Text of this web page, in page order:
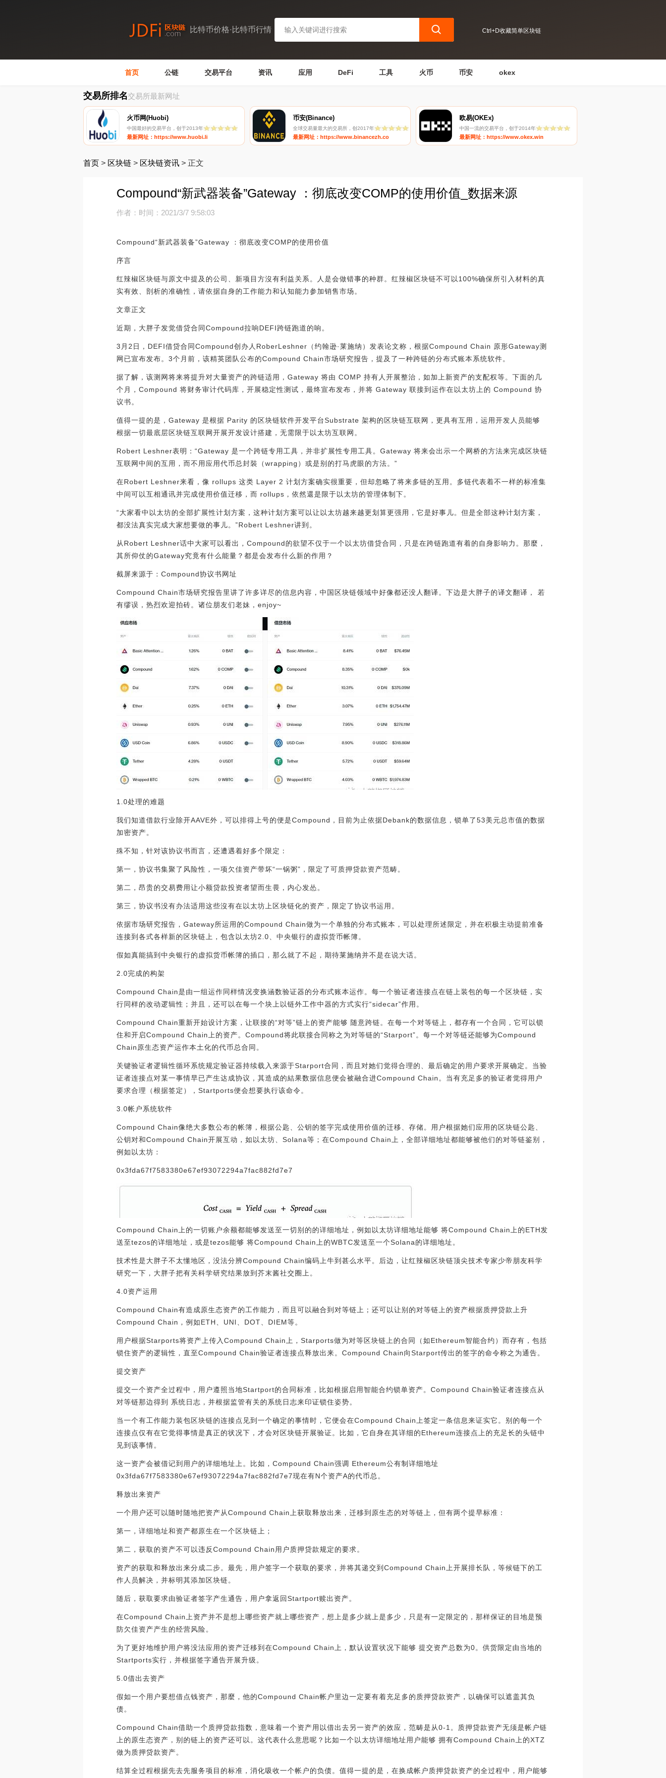
比特币价格·比特币行情 Ctrl+D收藏简单区块链
首页 公链 交易平台 资讯 应用 DeFi 工具 火币 币安 okex
交易所排名交易所最新网址
火币网(Huobi)
中国最好的交易平台，创于2013年
最新网址：https://www.huobi.li
币安(Binance)
全球交易量最大的交易所，创2017年
最新网址：https://www.binancezh.co
欧易(OKEx)
中国一流的交易平台，创于2014年
最新网址：https://www.okex.win
首页 > 区块链 > 区块链资讯 > 正文
Compound“新武器装备”Gateway ：彻底改变COMP的使用价值_数据来源
作者： 时间：2021/3/7 9:58:03
Compound“新武器装备”Gateway ：彻底改变COMP的使用价值
序言
红辣椒区块链与原文中提及的公司、新项目方沒有利益关系。人是会做错事的种群。红辣椒区块链不可以100%确保所引入材料的真
实有效、剖析的准确性，请依据自身的工作能力和认知能力参加销售市场。
文章正文
近期，大胖子发觉借贷合同Compound拉响DEFI跨链跑道的响。
3月2日，DEFI借贷合同Compound创办人RoberLeshner（约翰逊·莱施纳）发表论文称，根据Compound Chain 原形Gateway测
网已宣布发布。3个月前，该精英团队公布的Compound Chain市场研究报告，提及了一种跨链的分布式账本系统软件。
据了解，该测网将来将提升对大量资产的跨链适用，Gateway 将由 COMP 持有人开展整治，如加上新资产的支配权等。下面的几
个月，Compound 将财务审计代码库，开展稳定性测试，最终宣布发布，并将 Gateway 联接到运作在以太坊上的 Compound 协
议书。
值得一提的是，Gateway 是根据 Parity 的区块链软件开发平台Substrate 架构的区块链互联网，更具有互用，运用开发人员能够
根据一切最底层区块链互联网开展开发设计搭建，无需限于以太坊互联网。
Robert Leshner表明：“Gateway 是一个跨链专用工具，并非扩展性专用工具。Gateway 将来会出示一个网桥的方法来完成区块链
互联网中间的互用，而不用应用代币总封裝（wrapping）或是别的打马虎眼的方法。”
在Robert Leshner来看，像 rollups 这类 Layer 2 计划方案确实很重要，但却忽略了将来多链的互用。多链代表着不一样的标准集
中间可以互相通讯并完成使用价值迁移，而 rollups，依然還是限于以太坊的管理体制下。
“大家看中以太坊的全部扩展性计划方案，这种计划方案可以让以太坊越来越更划算更强用，它是好事儿。但是全部这种计划方案，
都没法真实完成大家想要做的事儿。”Robert Leshner讲到。
从Robert Leshner话中大家可以看出，Compound的欲望不仅于一个以太坊借贷合同，只是在跨链跑道有着的自身影响力。那麼，
其所仰仗的Gateway究竟有什么能量？都是会发布什么新的作用？
截屏来源于：Compound协议书网址
Compound Chain市场研究报告里讲了许多详尽的信息内容，中国区块链领域中好像都还没人翻译。下边是大胖子的译文翻译， 若
有缪误，热烈欢迎拍砖。诸位朋友们老妹，enjoy~
1.0处理的难题
我们知道借款行业除开AAVE外，可以排得上号的便是Compound，目前为止依据Debank的数据信息，锁单了53美元总市值的数据
加密资产。
殊不知，针对该协议书而言，还遭遇着好多个限定：
第一，协议书集聚了风险性，一项欠佳资产带坏“一锅粥”，限定了可质押贷款资产范畴。
第二，昂贵的交易费用让小额贷款投资者望而生畏，内心发怂。
第三，协议书没有办法适用这些沒有在以太坊上区块链化的资产，限定了协议书运用。
依据市场研究报告，Gateway所运用的Compound Chain做为一个单独的分布式账本，可以处理所述限定，并在积极主动提前准备
连接到各式各样新的区块链上，包含以太坊2.0、中央银行的虚拟货币帐簿。
假如真能搞到中央银行的虚拟货币帐簿的插口，那么就了不起，期待莱施纳并不是在说大话。
2.0完成的构架
Compound Chain是由一组运作同样情况变换涵数验证器的分布式账本运作。每一个验证者连接点在链上装包的每一个区块链，实
行同样的改动逻辑性；并且，还可以在每一个块上以链外工作中器的方式实行“sidecar”作用。
Compound Chain重新开始设计方案，让联接的“对等”链上的资产能够 随意跨链。在每一个对等链上，都存有一个合同，它可以锁
住和开启Compound Chain上的资产。Compound将此联接合同称之为对等链的“Starport”。每一个对等链还能够为Compound
Chain原生态资产运作本土化的代币总合同。
关键验证者逻辑性循环系统规定验证器持续载入来源于Starport合同，而且对她们觉得合理的、最后确定的用户要求开展确定。当验
证者连接点对某一事情早已产生达成协议，其造成的結果数据信息便会被融合进Compound Chain。当有充足多的验证者觉得用户
要求合理（根据签定），Startports便会想要执行该命令。
3.0帐户系统软件
Compound Chain像绝大多数公布的帐簿，根据公匙、公钥的签字完成使用价值的迁移、存储。用户根据她们应用的区块链公匙、
公钥对和Compound Chain开展互动，如以太坊、Solana等；在Compound Chain上，全部详细地址都能够被他们的对等链鉴别，
例如以太坊：
0x3fda67f7583380e67ef93072294a7fac882fd7e7
Compound Chain上的一切账户余额都能够发送至一切别的的详细地址，例如以太坊详细地址能够 将Compound Chain上的ETH发
送至tezos的详细地址，或是tezos能够 将Compound Chain上的WBTC发送至一个Solana的详细地址。
技术性是大胖子不太懂地区，没法分辨Compound Chain编码上牛到甚么水平。后边，让红辣椒区块链顶尖技术专家少帝朋友科学
研究一下，大胖子把有关科学研究结果放到芥末酱社交圈上。
4.0资产运用
Compound Chain有造成原生态资产的工作能力，而且可以融合到对等链上；还可以让别的对等链上的资产根据质押贷款上升
Compound Chain，例如ETH、UNI、DOT、DIEM等。
用户根据Starports将资产上传入Compound Chain上，Starports做为对等区块链上的合同（如Ethereum智能合约）而存有，包括
锁住资产的逻辑性，直至Compound Chain验证者连接点释放出来。Compound Chain向Starport传出的签字的命令称之为通告。
提交资产
提交一个资产全过程中，用户遵照当地Startport的合同标准，比如根据启用智能合约锁单资产。Compound Chain验证者连接点从
对等链那边得到 系统日志，并根据监管有关的系统日志来印证锁住姿势。
当一个有工作能力装包区块链的连接点见到一个确定的事情时，它便会在Compound Chain上签定一条信息来证实它。别的每一个
连接点仅有在它觉得事情是真正的状况下，才会对区块链开展验证。比如，它自身在其详细的Ethereum连接点上的充足长的头链中
见到该事情。
这一资产会被借记到用户的详细地址上。比如，Compound Chain强调 Ethereum公有制详细地址
0x3fda67f7583380e67ef93072294a7fac882fd7e7现在有N个资产A的代币总。
释放出来资产
一个用户还可以随时随地把资产从Compound Chain上获取释放出来，迁移到原生态的对等链上，但有两个提早标准：
第一，详细地址和资产都原生在一个区块链上；
第二，获取的资产不可以违反Compound Chain用户质押贷款规定的要求。
资产的获取和释放出来分成二步。最先，用户签字一个获取的要求，并将其递交到Compound Chain上开展排长队，等候链下的工
作人员解决，并标明其添加区块链。
随后，获取要求由验证者签字产生通告，用户拿返回Startport赎出资产。
在Compound Chain上资产并不是想上哪些资产就上哪些资产，想上是多少就上是多少，只是有一定限定的，那样保证的目地是预
防欠佳资产产生的经营风险。
为了更好地维护用户将没法应用的资产迁移到在Compound Chain上，默认设置状况下能够 提交资产总数为0。供货限定由当地的
Startports实行，并根据签字通告开展升级。
5.0借出去资产
假如一个用户要想借点钱资产，那麼，他的Compound Chain帐户里边一定要有着充足多的质押贷款资产，以确保可以遮盖其负
债。
Compound Chain借助一个质押贷款指数，意味着一个资产用以借出去另一资产的效应，范畴是从0-1。质押贷款资产无须是帐户链
上的原生态资产，别的链上的资产还可以。这代表什么意思呢？比如一个以太坊详细地址用户能够 拥有Compound Chain上的XTZ
做为质押贷款资产。
结算全过程根据先去先服务项目的标准，消化吸收一个帐户的负债。值得一提的是，在换成帐户质押贷款资产的全过程中，用户能够